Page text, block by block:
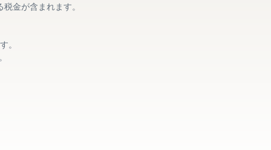
金が含まれます。
。